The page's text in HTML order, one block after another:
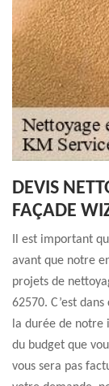
DEVIS
FAÇADE
Il est important
avant que notre
projets de
62570. C’est
la durée de
du budget que
vous sera pas